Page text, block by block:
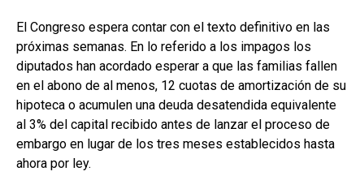
El Congreso espera contar con el texto definitivo en las
próximas semanas. En lo referido a los impagos los
diputados han acordado esperar a que las familias fallen
en el abono de al menos, 12 cuotas de amortización de su
hipoteca o acumulen una deuda desatendida equivalente
al 3% del capital recibido antes de lanzar el proceso de
embargo en lugar de los tres meses establecidos hasta
ahora por ley.